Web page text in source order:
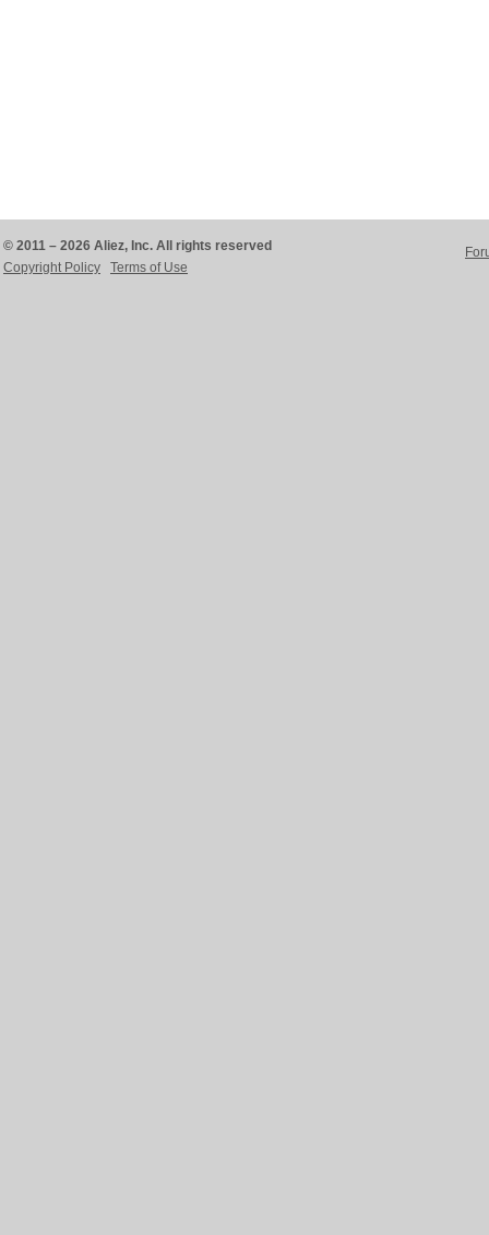
© 2011 – 2026 Aliez, Inc. All rights reserved
Copyright Policy
Terms of Use